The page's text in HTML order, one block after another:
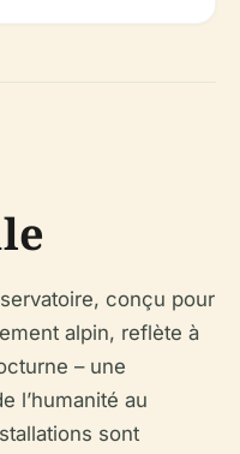
conçu pour
alpin, reflète à
– une
l’humanité au
sont